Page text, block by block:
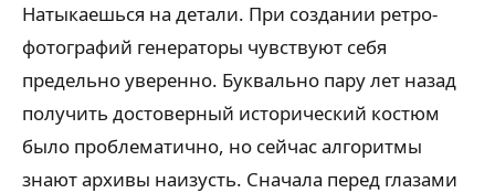
Натыкаешься на детали. При создании ретро-
фотографий генераторы чувствуют себя
предельно уверенно. Буквально пару лет назад
получить достоверный исторический костюм
было проблематично, но сейчас алгоритмы
знают архивы наизусть. Сначала перед глазами